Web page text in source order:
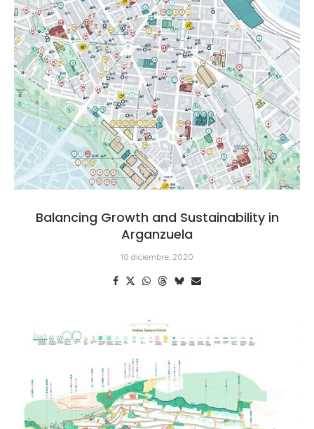
Balancing Growth and Sustainability in
Arganzuela
10 diciembre, 2020